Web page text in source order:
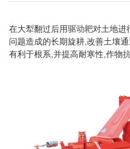
在大犁翻过后用驱动耙对土地进
问题造成的长期旋耕,改善土壤
有利于根系,并提高耐寒性,作物